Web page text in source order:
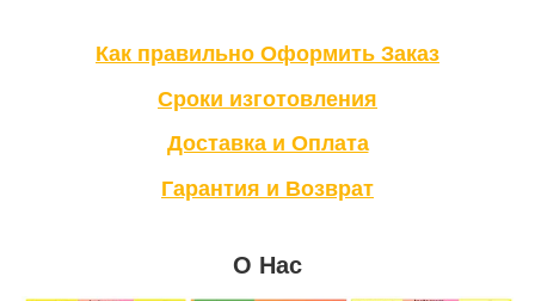
Как правильно Оформить Заказ
Сроки изготовления
Доставка и Оплата
Гарантия и Возврат
О Нас